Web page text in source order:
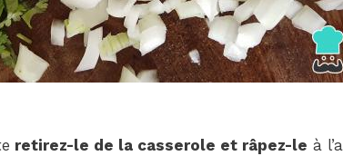
retirez-le de la casserole et râpez-le à